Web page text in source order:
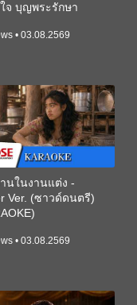
จ บุญพระรักษา
• 03.08.2569
นในงานแต่ง -
Ver. (ซาวด์ดนตรี)
• 03.08.2569